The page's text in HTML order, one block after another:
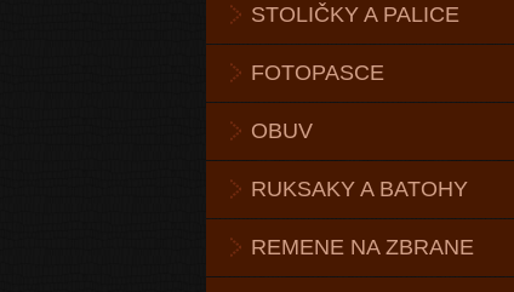
STOLIČKY A PALICE
FOTOPASCE
OBUV
RUKSAKY A BATOHY
REMENE NA ZBRANE